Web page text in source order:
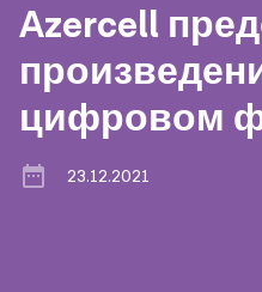
Социальная Ответственность
Устойчивое развитие
Карьера
Azercell
цифровом
23.12.2021